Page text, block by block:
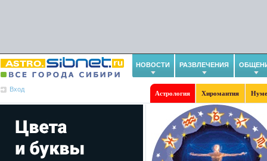
НОВОСТИ РАЗВЛЕЧЕНИЯ
Вход
Астрология Хиромантия